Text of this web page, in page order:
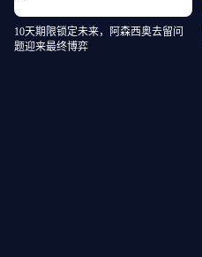
10天期限锁定未来，阿森西奥去留问
题迎来最终博弈